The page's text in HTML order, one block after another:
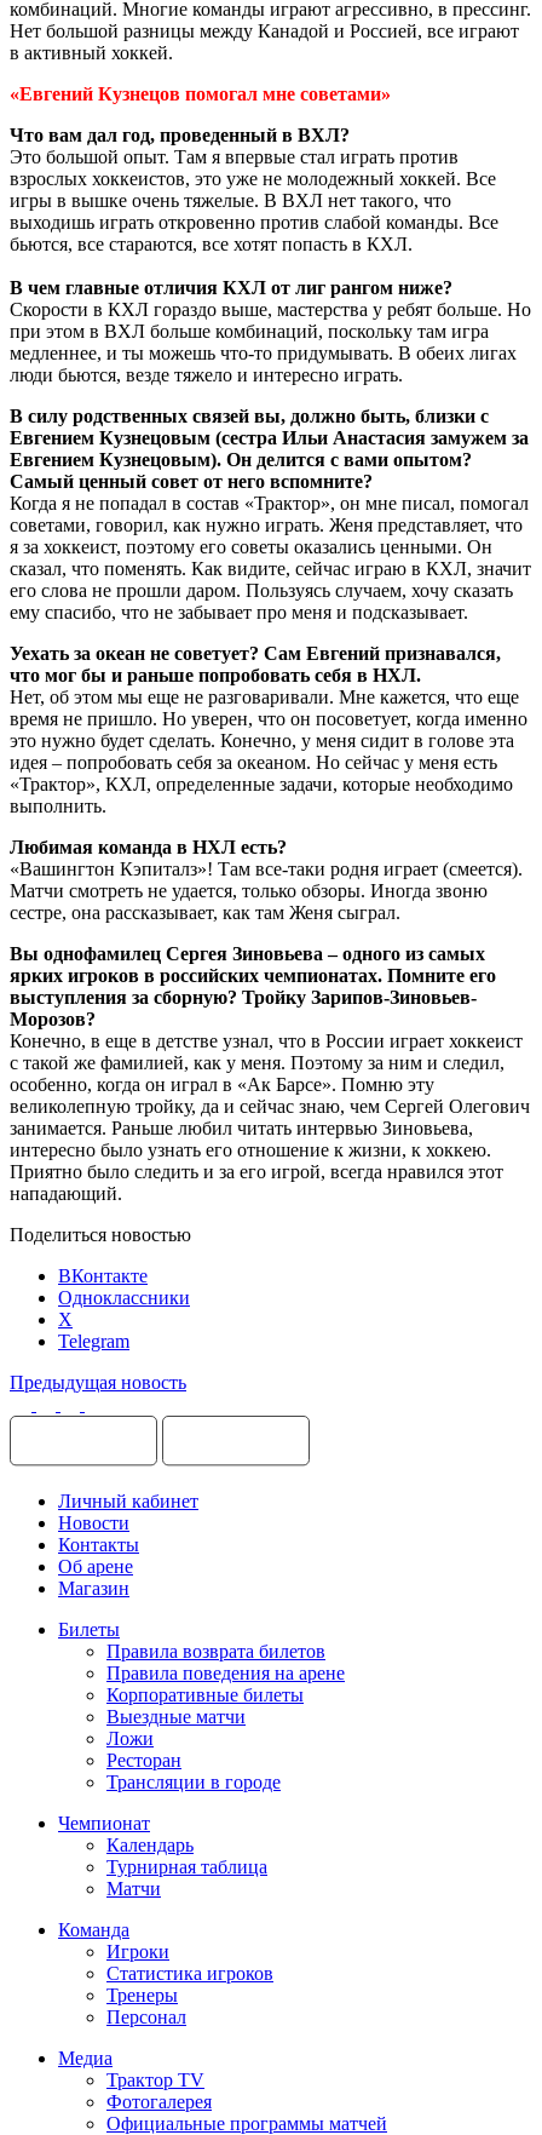
комбинаций. Многие команды играют агрессивно, в прессинг.
Нет большой разницы между Канадой и Россией, все играют
в активный хоккей.
«Евгений Кузнецов помогал мне советами»
Что вам дал год, проведенный в ВХЛ?
Это большой опыт. Там я впервые стал играть против
взрослых хоккеистов, это уже не молодежный хоккей. Все
игры в вышке очень тяжелые. В ВХЛ нет такого, что
выходишь играть откровенно против слабой команды. Все
бьются, все стараются, все хотят попасть в КХЛ.
В чем главные отличия КХЛ от лиг рангом ниже?
Скорости в КХЛ гораздо выше, мастерства у ребят больше. Но
при этом в ВХЛ больше комбинаций, поскольку там игра
медленнее, и ты можешь что-то придумывать. В обеих лигах
люди бьются, везде тяжело и интересно играть.
В силу родственных связей вы, должно быть, близки с
Евгением Кузнецовым (сестра Ильи Анастасия замужем за
Евгением Кузнецовым). Он делится с вами опытом?
Самый ценный совет от него вспомните?
Когда я не попадал в состав «Трактор», он мне писал, помогал
советами, говорил, как нужно играть. Женя представляет, что
я за хоккеист, поэтому его советы оказались ценными. Он
сказал, что поменять. Как видите, сейчас играю в КХЛ, значит
его слова не прошли даром. Пользуясь случаем, хочу сказать
ему спасибо, что не забывает про меня и подсказывает.
Уехать за океан не советует? Сам Евгений признавался,
что мог бы и раньше попробовать себя в НХЛ.
Нет, об этом мы еще не разговаривали. Мне кажется, что еще
время не пришло. Но уверен, что он посоветует, когда именно
это нужно будет сделать. Конечно, у меня сидит в голове эта
идея – попробовать себя за океаном. Но сейчас у меня есть
«Трактор», КХЛ, определенные задачи, которые необходимо
выполнить.
Любимая команда в НХЛ есть?
«Вашингтон Кэпиталз»! Там все-таки родня играет (смеется).
Матчи смотреть не удается, только обзоры. Иногда звоню
сестре, она рассказывает, как там Женя сыграл.
Вы однофамилец Сергея Зиновьева – одного из самых
ярких игроков в российских чемпионатах. Помните его
выступления за сборную? Тройку Зарипов-Зиновьев-
Морозов?
Конечно, в еще в детстве узнал, что в России играет хоккеист
с такой же фамилией, как у меня. Поэтому за ним и следил,
особенно, когда он играл в «Ак Барсе». Помню эту
великолепную тройку, да и сейчас знаю, чем Сергей Олегович
занимается. Раньше любил читать интервью Зиновьева,
интересно было узнать его отношение к жизни, к хоккею.
Приятно было следить и за его игрой, всегда нравился этот
нападающий.
Поделиться новостью
ВКонтакте
Одноклассники
X
Telegram
Предыдущая новость
Личный кабинет
Новости
Контакты
Об арене
Магазин
Билеты
Правила возврата билетов
Правила поведения на арене
Корпоративные билеты
Выездные матчи
Ложи
Ресторан
Трансляции в городе
Чемпионат
Календарь
Турнирная таблица
Матчи
Команда
Игроки
Статистика игроков
Тренеры
Персонал
Медиа
Трактор TV
Фотогалерея
Официальные программы матчей